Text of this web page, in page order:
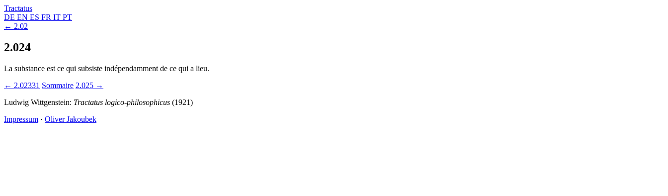
Tractatus
DE EN ES FR IT PT
← 2.02
2.024
La substance est ce qui subsiste indépendamment de ce qui a lieu.
← 2.02331 Sommaire 2.025 →
Ludwig Wittgenstein: Tractatus logico-philosophicus (1921)
Impressum · Oliver Jakoubek